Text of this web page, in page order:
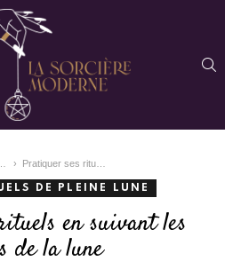
Pratiquer ses rituels en suivant les phases de la lune
DE PLEINE LUNE
en suivant les
de la lune